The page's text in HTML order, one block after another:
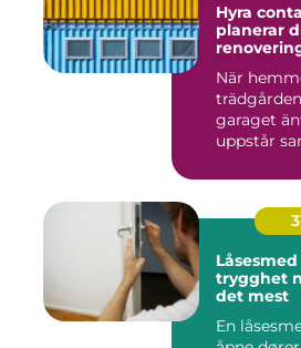
Hyra
planerar
När
garaget
uppstår
trygghet
det mest
En